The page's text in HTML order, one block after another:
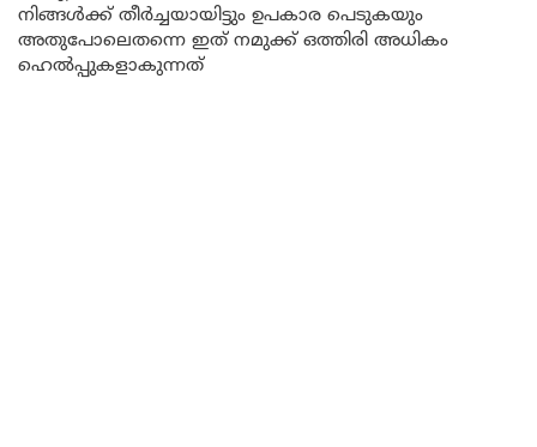
നിങ്ങൾക്ക് തീർച്ചയായിട്ടും ഉപകാര പെടുകയും
അതുപോലെതന്നെ ഇത് നമുക്ക് ഒത്തിരി അധികം
ഹെൽപ്പുകളാകുന്നത്